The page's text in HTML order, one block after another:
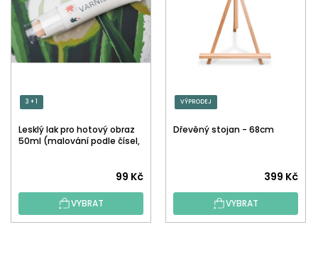
3 + 1
Lesklý lak pro hotový obraz
50ml (malování podle čísel,
hodnocení
produktu
je
99 Kč
VYBRAT
VÝPRODEJ
Dřevěný stojan - 68cm
399 Kč
VYBRAT